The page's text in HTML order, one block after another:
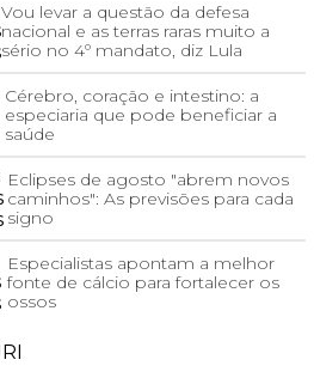
Vou levar a questão da defesa
nacional e as terras raras muito a
sério no 4º mandato, diz Lula
Cérebro, coração e intestino: a
especiaria que pode beneficiar a
saúde
Eclipses de agosto "abrem novos
caminhos": As previsões para cada
signo
Especialistas apontam a melhor
fonte de cálcio para fortalecer os
ossos